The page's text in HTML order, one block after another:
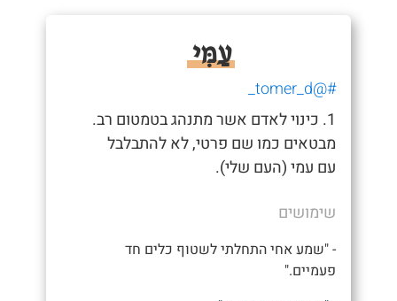
עַמִּי
#@tomer_d_
1. כינוי לאדם אשר מתנהג בטמטום רב.
מבטאים כמו שם פרטי, לא להתבלבל
עם עמי (העם שלי).
שימושים
- "שמע אחי התחלתי לשטוף כלים חד
פעמיים."